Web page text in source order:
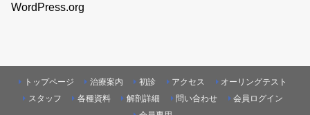
WordPress.org
トップページ 治療案内 初診 アクセス
オーリングテスト
スタッフ
各種資料 解剖詳細 問い合わせ
会員ログイン